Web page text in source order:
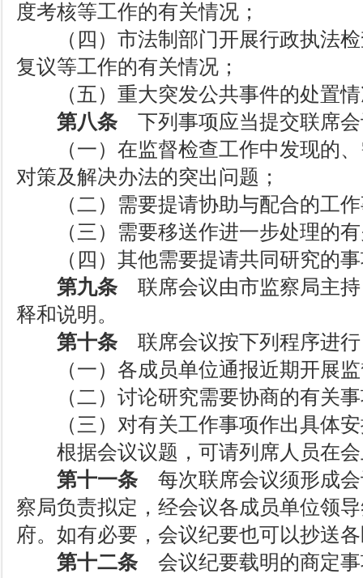
度考核等工作的有关情况；
（四）市法制部门开展行政执法检
复议等工作的有关情况；
（五）重大突发公共事件的处置情
第八条 下列事项应当提交联席
（一）在监督检查工作中发现的、
对策及解决办法的突出问题；
（二）需要提请协助与配合的工作
（三）需要移送作进一步处理的有
（四）其他需要提请共同研究的事
第九条 联席会议由市监察局主
释和说明。
第十条 联席会议按下列程序进
（一）各成员单位通报近期开展监
（二）讨论研究需要协商的有关事
（三）对有关工作事项作出具体安
根据会议议题，可请列席人员在会
第十一条 每次联席会议须形成
察局负责拟定，经会议各成员单位领
府。如有必要，会议纪要也可以抄送
第十二条 会议纪要载明的商定